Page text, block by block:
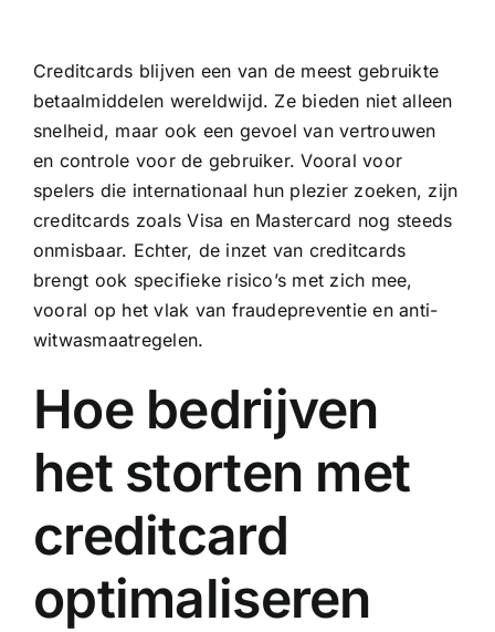
Creditcards blijven een van de meest gebruikte
betaalmiddelen wereldwijd. Ze bieden niet alleen
snelheid, maar ook een gevoel van vertrouwen
en controle voor de gebruiker. Vooral voor
spelers die internationaal hun plezier zoeken, zijn
creditcards zoals Visa en Mastercard nog steeds
onmisbaar. Echter, de inzet van creditcards
brengt ook specifieke risico’s met zich mee,
vooral op het vlak van fraudepreventie en anti-
witwasmaatregelen.
Hoe bedrijven
het storten met
creditcard
optimaliseren